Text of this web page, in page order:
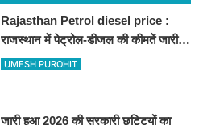
Rajasthan Petrol diesel price :
राजस्थान में पेट्रोल-डीजल की कीमतें जारी,
जानिए बीकानेर समेत पुरे प्रदेश में नए रेट
UMESH PUROHIT
जारी हुआ 2026 की सरकारी छुट्टियों का